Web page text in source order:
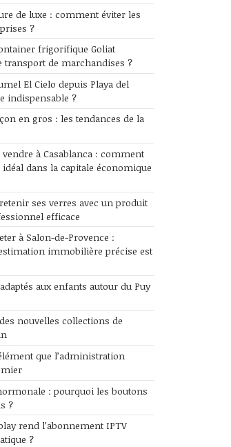
de luxe : comment éviter les
?
frigorifique Goliat
transport de marchandises ?
El Cielo depuis Playa del
indispensable ?
en gros : les tendances de la
à Casablanca : comment
dans la capitale économique
ses verres avec un produit
efficace
à Salon-de-Provence :
immobilière précise est
aux enfants autour du Puy
nouvelles collections de
que l’administration
: pourquoi les boutons
?
rend l’abonnement IPTV
?